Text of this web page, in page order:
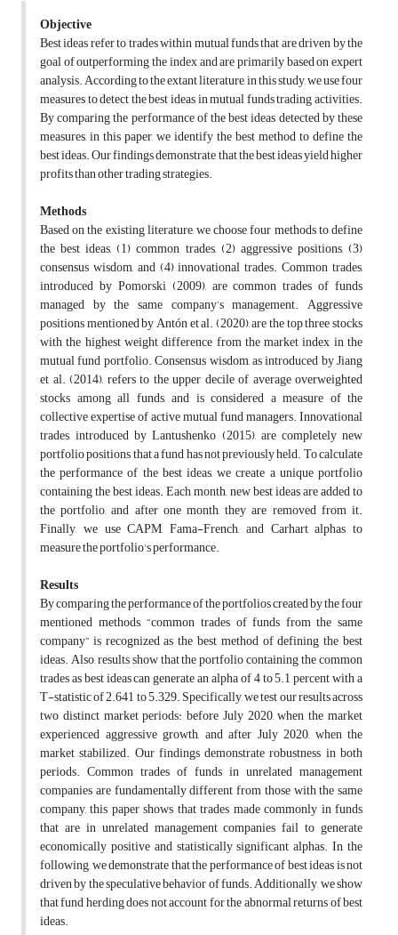
Objective
Best ideas refer to trades within mutual funds that are driven by the
goal of outperforming the index and are primarily based on expert
analysis.According to the extant literature, in this study, we use four
measures to detect the best ideas in mutual funds trading activities.
By comparing the performance of the best ideas detected by these
measures, in this paper, we identify the best method to define the
best ideas. Our findings demonstrate that the best ideas yield higher
profits than other trading strategies.
Methods
Based on the existing literature, we choose four methods to define
the best ideas, (1) common trades, (2) aggressive positions, (3)
consensus wisdom, and (4) innovational trades. Common trades,
introduced by Pomorski (2009), are common trades of funds
managed by the same company’s management. Aggressive
positions mentioned by Antón et al. (2020), are the top three stocks
with the highest weight difference from the market index in the
mutual fund portfolio. Consensus wisdom, as introduced by Jiang
et al. (2014), refers to the upper decile of average overweighted
stocks among all funds, and is considered a measure of the
collective expertise of active mutual fund managers. Innovational
trades, introduced by Lantushenko (2015), are completely new
portfolio positions that a fund has not previously held. To calculate
the performance of the best ideas, we create a unique portfolio
containing the best ideas. Each month, new best ideas are added to
the portfolio, and after one month, they are removed from it.
Finally, we use CAPM, Fama-French, and Carhart alphas to
measure the portfolio's performance.
Results
By comparing the performance of the portfolios created by the four
mentioned methods, “common trades of funds from the same
company” is recognized as the best method of defining the best
ideas. Also, results show that the portfolio containing the common
trades as best ideas can generate an alpha of 4 to 5.1 percent with a
T-statistic of 2.641 to 5.329. Specifically, we test our results across
two distinct market periods: before July 2020, when the market
experienced aggressive growth, and after July 2020, when the
market stabilized. Our findings demonstrate robustness in both
periods. Common trades of funds in unrelated management
companies are fundamentally different from those with the same
company, this paper shows that trades made commonly in funds
that are in unrelated management companies fail to generate
economically positive and statistically significant alphas. In the
following, we demonstrate that the performance of best ideas is not
driven by the speculative behavior of funds. Additionally, we show
that fund herding does not account for the abnormal returns of best
ideas.